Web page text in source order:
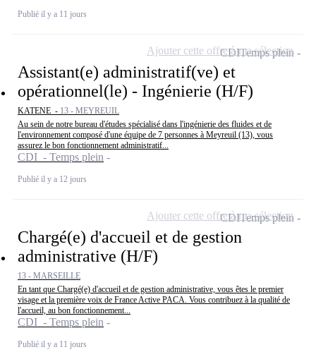
Publié il y a 11 jours
Assistant(e) administratif(ve) et
opérationnel(le) - Ingénierie (H/F)
KATENE - 13 - MEYREUIL
Au sein de notre bureau d'études spécialisé dans l'ingénierie des fluides et de
l'environnement composé d'une équipe de 7 personnes à Meyreuil (13), vous
assurez le bon fonctionnement administratif...
CDI - Temps plein
Publié il y a 12 jours
CDITemps plein
Ajouter cette offre à ma sélection
Chargé(e) d'accueil et de gestion
administrative (H/F)
13 - MARSEILLE
En tant que Chargé(e) d'accueil et de gestion administrative, vous êtes le premier
visage et la première voix de France Active PACA. Vous contribuez à la qualité de
l'accueil, au bon fonctionnement...
CDI - Temps plein
Publié il y a 11 jours
CDITemps plein
Ajouter cette offre à ma sélection